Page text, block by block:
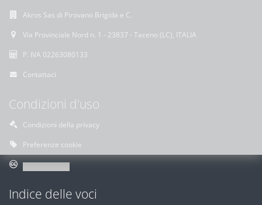
Akros Sas di Pirovano Brigida e C.
Via Provinciale Nord n. 1 - 23837 - Taceno (LC), ITALIA
P. IVA 02263080133
Contattaci
Condizioni d'uso
Condizioni della privacy
Preferenze cookie
Indice delle voci